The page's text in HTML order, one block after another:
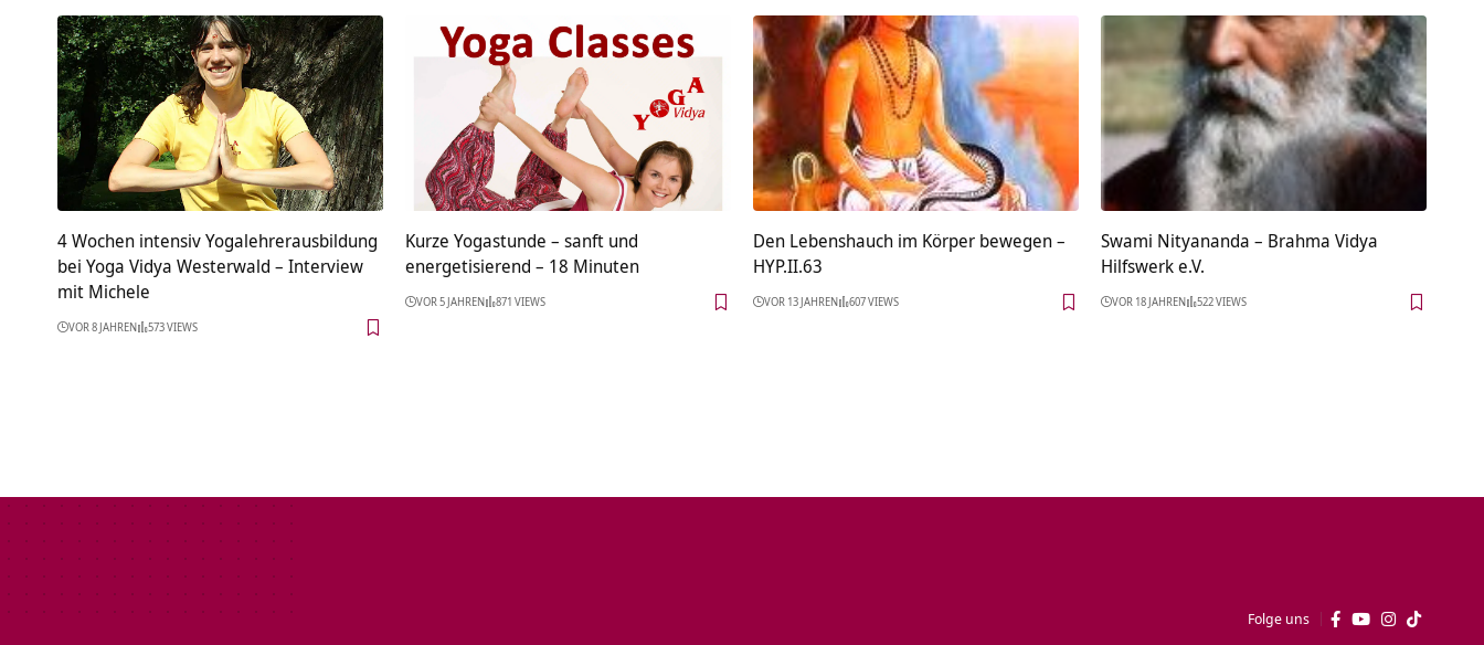
4 Wochen intensiv Yogalehrerausbildung
bei Yoga Vidya Westerwald – Interview
mit Michele
VOR 8 JAHREN 573 VIEWS
Kurze Yogastunde – sanft und
energetisierend – 18 Minuten
VOR 5 JAHREN 871 VIEWS
Den Lebenshauch im Körper bewegen –
HYP.II.63
VOR 13 JAHREN 607 VIEWS
Swami Nityananda – Brahma Vidya
Hilfswerk e.V.
VOR 18 JAHREN 522 VIEWS
Folge uns